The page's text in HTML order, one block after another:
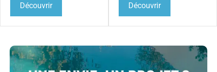
Découvrir Découvrir